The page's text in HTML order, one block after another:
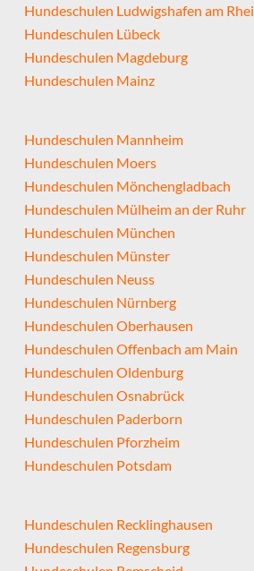
Hundeschulen Ludwigshafen am
Hundeschulen Lübeck
Hundeschulen Magdeburg
Hundeschulen Mainz
Hundeschulen Mannheim
Hundeschulen Moers
Hundeschulen Mönchengladbach
Hundeschulen Mülheim an der Ruhr
Hundeschulen München
Hundeschulen Münster
Hundeschulen Neuss
Hundeschulen Nürnberg
Hundeschulen Oberhausen
Hundeschulen Offenbach am Main
Hundeschulen Oldenburg
Hundeschulen Osnabrück
Hundeschulen Paderborn
Hundeschulen Pforzheim
Hundeschulen Potsdam
Hundeschulen Recklinghausen
Hundeschulen Regensburg